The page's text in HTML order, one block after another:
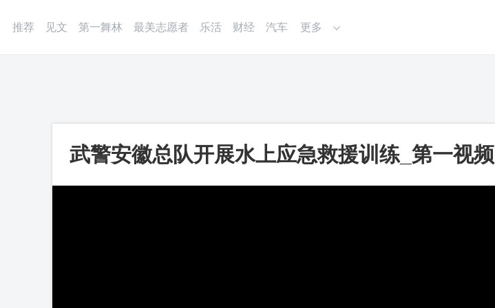
推荐 见文 第一舞林 最美志愿者 乐活 财经 汽车 更多
武警安徽总队开展水上应急救援训练_第一视频